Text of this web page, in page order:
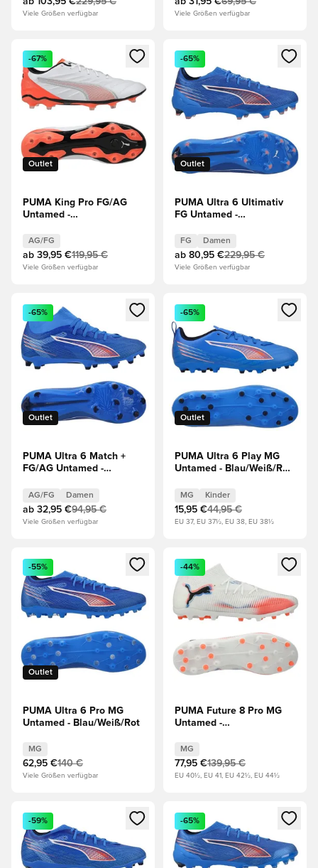
Viele Größen verfügbar Viele Größen verfügbar
Öffnet ein neues Fenster zum Anmelden oder Registrieren
Outlet
-67%
PUMA King Pro FG/AG
Untamed -
AG/FG
ab 39,95 €119,95 €
Viele Größen verfügbar
Öffnet ein neues Fenster
Outlet
-65%
PUMA Ultra 6 Ultimativ
FG Untamed -
FG Damen
ab 80,95 €229,95 €
Viele Größen verfügbar
Öffnet ein neues Fenster zum Anmelden oder Registrieren
Outlet
-65%
PUMA Ultra 6 Match +
FG/AG Untamed -
AG/FG Damen
ab 32,95 €94,95 €
Viele Größen verfügbar
Öffnet ein neues Fenster
Outlet
-65%
PUMA Ultra 6 Play MG
Untamed - Blau/Weiß/Rot
MG Kinder
15,95 €44,95 €
EU 37, EU 37½, EU 38, EU 38½
Öffnet ein neues Fenster zum Anmelden oder Registrieren
Outlet
-55%
PUMA Ultra 6 Pro MG
Untamed - Blau/Weiß/Rot
MG
62,95 €140 €
Viele Größen verfügbar
Öffnet ein neues Fenster
-44%
PUMA Future 8 Pro MG
Untamed -
MG
77,95 €139,95 €
EU 40½, EU 41, EU 42½, EU 44½
Öffnet ein neues Fenster zum Anmelden oder Registrieren
-59%
Öffnet ein neues Fenster
-65%